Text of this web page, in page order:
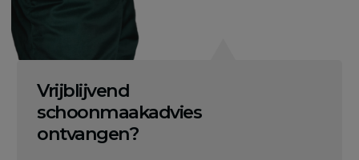
Vrijblijvend
schoonmaakadvies
ontvangen?